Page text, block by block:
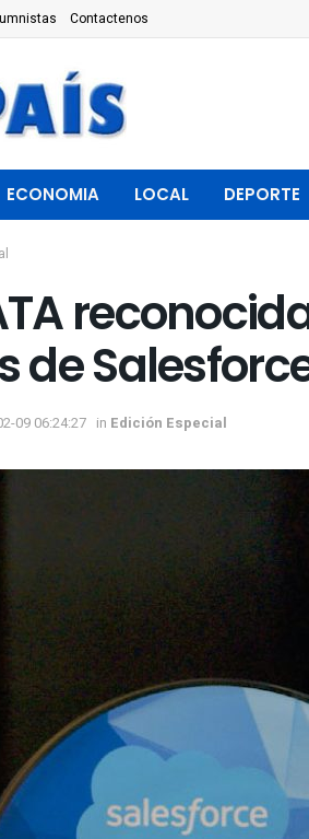
Contactenos
ECONOMIA LOCAL DEPORTE
de
09 06:24:27 in Edición Especial